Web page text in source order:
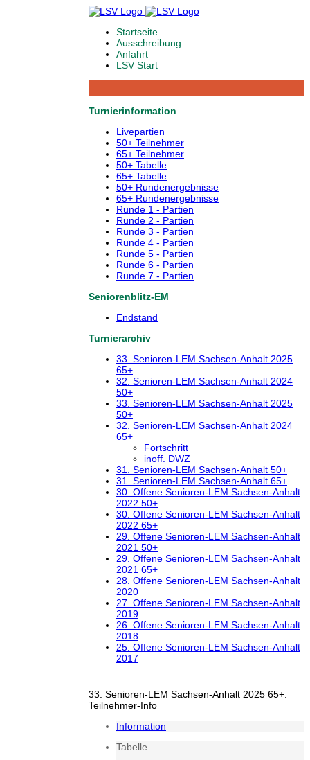
Startseite
Ausschreibung
Anfahrt
LSV Start
Turnierinformation
Livepartien
50+ Teilnehmer
65+ Teilnehmer
50+ Tabelle
65+ Tabelle
50+ Rundenergebnisse
65+ Rundenergebnisse
Runde 1 - Partien
Runde 2 - Partien
Runde 3 - Partien
Runde 4 - Partien
Runde 5 - Partien
Runde 6 - Partien
Runde 7 - Partien
Seniorenblitz-EM
Endstand
Turnierarchiv
33. Senioren-LEM Sachsen-Anhalt 2025
65+
32. Senioren-LEM Sachsen-Anhalt 2024
50+
33. Senioren-LEM Sachsen-Anhalt 2025
50+
32. Senioren-LEM Sachsen-Anhalt 2024
65+
Fortschritt
inoff. DWZ
31. Senioren-LEM Sachsen-Anhalt 50+
31. Senioren-LEM Sachsen-Anhalt 65+
30. Offene Senioren-LEM Sachsen-Anhalt
2022 50+
30. Offene Senioren-LEM Sachsen-Anhalt
2022 65+
29. Offene Senioren-LEM Sachsen-Anhalt
2021 50+
29. Offene Senioren-LEM Sachsen-Anhalt
2021 65+
28. Offene Senioren-LEM Sachsen-Anhalt
2020
27. Offene Senioren-LEM Sachsen-Anhalt
2019
26. Offene Senioren-LEM Sachsen-Anhalt
2018
25. Offene Senioren-LEM Sachsen-Anhalt
2017
33. Senioren-LEM Sachsen-Anhalt 2025 65+:
Teilnehmer-Info
Information
Tabelle